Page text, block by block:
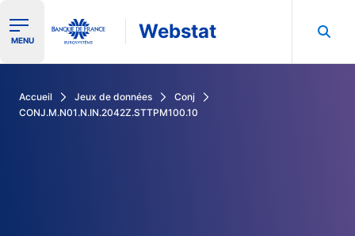
Ouvrir le menu de navigation
MENU Webstat
Accueil Jeux de données
Conj
CONJ.M.N01.N.IN.2042Z.STTPM100.10